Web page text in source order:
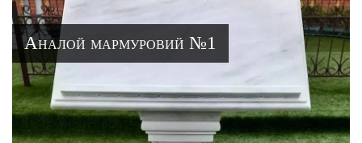
Аналой мармуровий №1